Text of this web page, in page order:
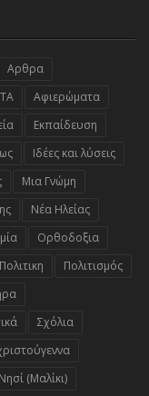
Αρθρα
Αφιερώματα
Εκπαίδευση
Ιδέες και λύσεις
Μια Γνώμη
Νέα Ηλείας
Ορθοδοξια
Πολιτικη
Πολιτισμός
Σχόλια
Nησί (Μαλίκι)